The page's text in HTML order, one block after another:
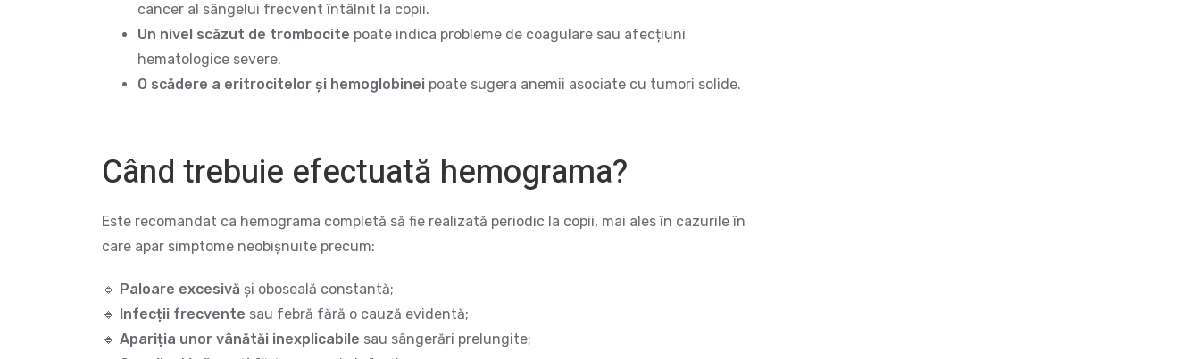
cancer al sângelui frecvent întâlnit la copii.
Un nivel scăzut de trombocite poate indica probleme de coagulare sau afecțiuni
hematologice severe.
O scădere a eritrocitelor și hemoglobinei poate sugera anemii asociate cu tumori solide.
Când trebuie efectuată hemograma?
Este recomandat ca hemograma completă să fie realizată periodic la copii, mai ales în cazurile în
care apar simptome neobișnuite precum:
🔹 Paloare excesivă și oboseală constantă;
🔹
Infecții frecvente sau febră fără o cauză evidentă;
🔹 Apariția unor vânătăi inexplicabile sau sângerări prelungite;